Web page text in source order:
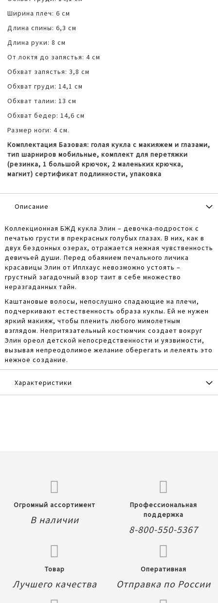
Ширина плеч: 6 см
Длина спины: 6,3 см
Длина руки: 8 см
От локтя до запястья: 4 см
Обхват запястья: 3,8 см
Обхват груди: 14,1 см
Обхват талии: 13 см
Обхват бедер: 14,6 см
Размер ноги: 4 см.
Комплектация Базовая: голая кукла с макияжем и глазами,
тип шарниров мобильные, комплект для перетяжки
(резинка, 1 большой крючок, 2 маленьких крючка,
магнит) сертификат подлинности, упаковка
Описание
Коллекционная БЖД кукла Элин – девочка-подросток с
печатью грусти в прекрасных голубых глазах. В них, как в
двух бездонных озерах, отражается нежная чувственность
девичьей души. Перед обаянием печального личика
красавицы Элин от Иплхаус невозможно устоять –
грустный загадочный взор таит в себе множество
неразгаданных тайн.
Каштановые волосы, непослушно спадающие на плечи,
подчеркивают естественность образа куклы. Ей не нужен
яркий макияж, чтобы пленить любого мимолетным
взглядом. Непритязательный костюмчик создает вокруг
Элин ореол детской непосредственности и уязвимости,
вызывая непреодолимое желание оберегать и лелеять это
нежное создание.
Характеристики
Огромный ассортимент
В наличии
Профессиональная
поддержка
8-800-550-5367
Товар
Лучшего качества
Оперативная
Отправка по России